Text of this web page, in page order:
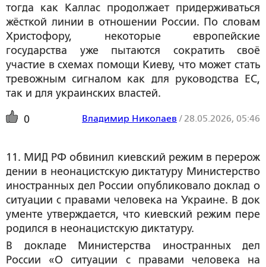
тогда как Каллас продолжает придерживаться
жёсткой линии в отношении России. По словам
Христофору, некоторые европейские
государства уже пытаются сократить своё
участие в схемах помощи Киеву, что может стать
тревожным сигналом как для руководства ЕС,
так и для украинских властей.
0 Владимир Николаев / 28.05.2026, 05:46
11. МИД РФ обвинил киевский режим в перерож
дении в неонацистскую диктатуру Министерство
иностранных дел России опубликовало доклад о
ситуации с правами человека на Украине. В док
ументе утверждается, что киевский режим пере
родился в неонацистскую диктатуру.
В докладе Министерства иностранных дел
России «О ситуации с правами человека на